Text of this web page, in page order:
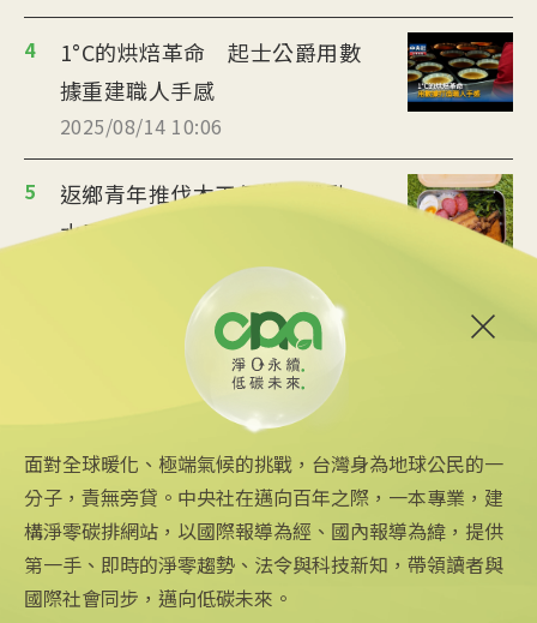
4
1°C的烘焙革命 起士公爵用數
據重建職人手感
2025/08/14 10:06
5
返鄉青年推伐木工便當 帶動
水里觀光與減碳經濟
台中智慧停車無紙化9/8上線
2025/08/11 18:54
中央社網站 關注更多
面對全球暖化、極端氣候的挑戰，台灣身為地球公民的一
分子，責無旁貸。中央社在邁向百年之際，一本專業，建
構淨零碳排網站，以國際報導為經、國內報導為緯，提供
第一手、即時的淨零趨勢、法令與科技新知，帶領讀者與
國際社會同步，邁向低碳未來。